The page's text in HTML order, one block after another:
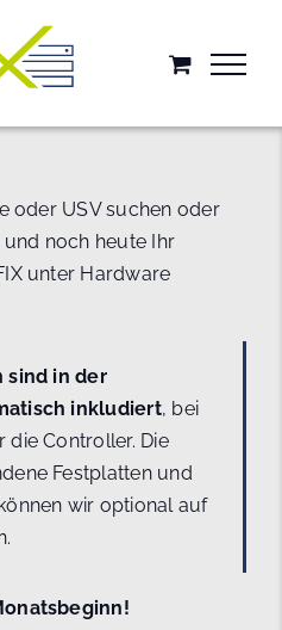
oder USV suchen oder
noch heute Ihr
unter Hardware
sind in der
inkludiert, bei
die Controller. Die
Festplatten und
wir optional auf